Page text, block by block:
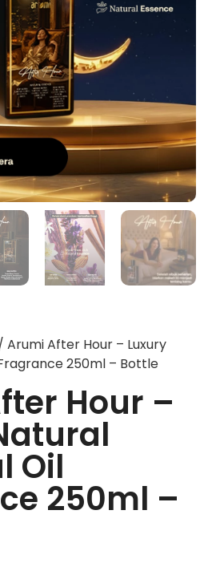
Arumi After Hour – Luxury
250ml – Bottle
Hour –
Oil
250ml –